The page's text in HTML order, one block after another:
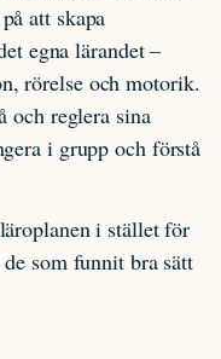
att skapa
egna lärandet –
rörelse och motorik.
och reglera sina
i grupp och förstå
i stället för
som funnit bra sätt